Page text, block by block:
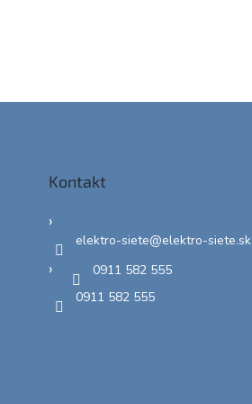
Kontakt
elektro-siete@elektro-siete.sk
0911 582 555
0911 582 555